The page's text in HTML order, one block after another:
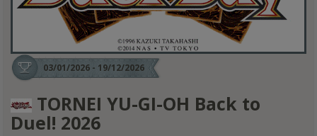
03/01/2026 - 19/12/2026
TORNEI YU-GI-OH Back to
Duel! 2026